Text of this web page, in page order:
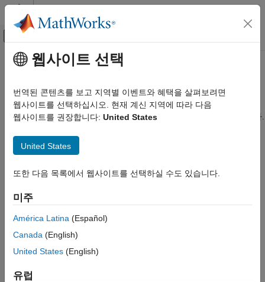
콘텐츠로 바로 가기
오프캔버스 탐색 메뉴 토글
문서 홈
Stateflow
차트 프로그래밍
카테고리
차트 의미 체계 기본 사항
병렬 상태 및 배타적 상태
주요 콘텐츠
병렬 상태 및 배타적 상태
병렬 상태 및 배타적 상태를 사용하여 차트 실행을 제어합니다.
개별적으로 또는 동시에 실행되는 상태의 작동 방식을 이해합니다.
도움말 항목
병렬(AND) 상태의 실행 순서를 설정합니다.
Transition Between Exclusive States
Use transitions to exit and enter exclusive (OR) states.
조건 동작을 사용하여 차트 실행 제어하기
천이가 완료되기 전에 조건 동작을 실행합니다.
디폴트 천이를 사용하여 차트 실행 제어하기
웹사이트 선택
번역된 콘텐츠를 보고 지역별 이벤트와 혜택을 살펴보려면
웹사이트를 선택하십시오. 현재 계신 지역에 따라 다음
웹사이트를 권장합니다: United States
United States
또한 다음 목록에서 웹사이트를 선택하실 수도 있습니다.
미주
América Latina (Español)
Canada (English)
United States (English)
유럽